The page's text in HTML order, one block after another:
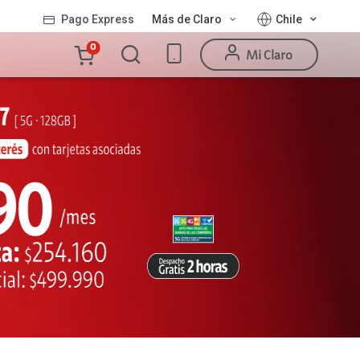
Pago Express Más de Claro Chile
Mi Claro
Carro
la
0